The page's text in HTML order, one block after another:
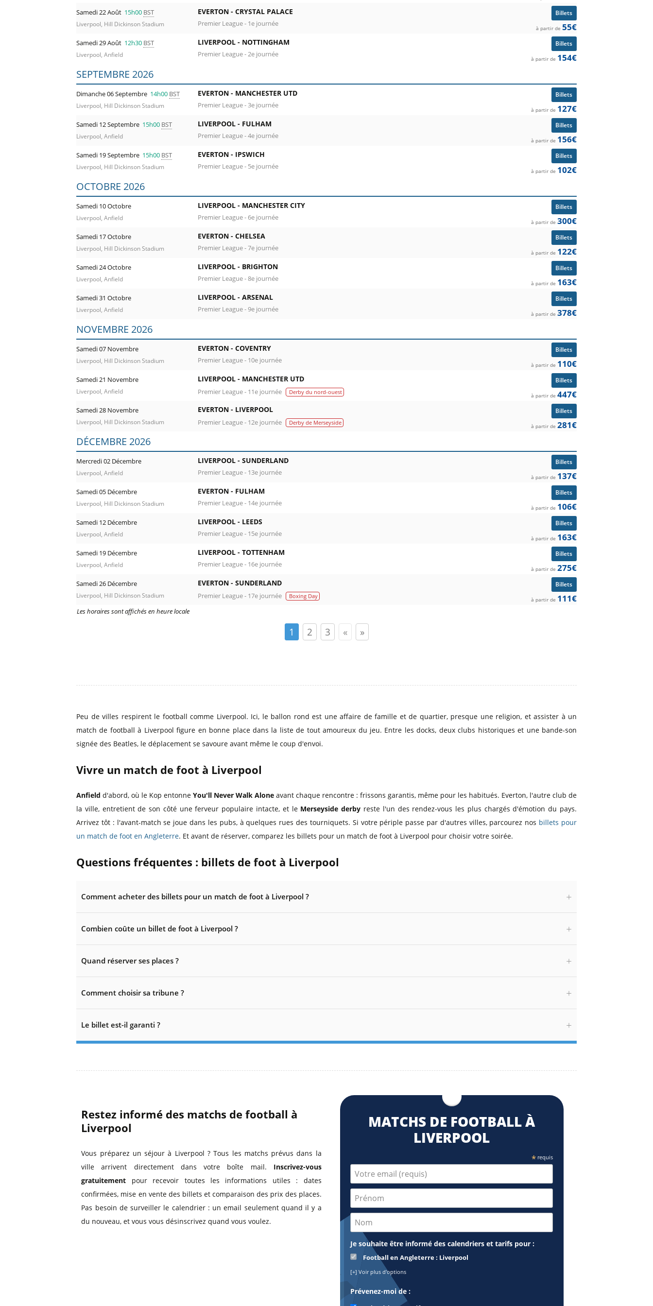
Les horaires sont affichés en heure locale
Samedi 22 Août 15h00 BST
Liverpool, Hill Dickinson Stadium
Billets
EVERTON - CRYSTAL PALACE
Premier League - 1e journée
à partir de 55€
Samedi 29 Août 12h30 BST
Liverpool, Anfield
Billets
LIVERPOOL - NOTTINGHAM
Premier League - 2e journée
à partir de 154€
SEPTEMBRE 2026
Dimanche 06 Septembre 14h00 BST
Liverpool, Hill Dickinson Stadium
Billets
EVERTON - MANCHESTER UTD
Premier League - 3e journée
à partir de 127€
Samedi 12 Septembre 15h00 BST
Liverpool, Anfield
Billets
LIVERPOOL - FULHAM
Premier League - 4e journée
à partir de 156€
Samedi 19 Septembre 15h00 BST
Liverpool, Hill Dickinson Stadium
Billets
EVERTON - IPSWICH
Premier League - 5e journée
à partir de 102€
OCTOBRE 2026
Samedi 10 Octobre
Liverpool, Anfield
Billets
LIVERPOOL - MANCHESTER CITY
Premier League - 6e journée
à partir de 300€
Samedi 17 Octobre
Liverpool, Hill Dickinson Stadium
Billets
EVERTON - CHELSEA
Premier League - 7e journée
à partir de 122€
Samedi 24 Octobre
Liverpool, Anfield
Billets
LIVERPOOL - BRIGHTON
Premier League - 8e journée
à partir de 163€
Samedi 31 Octobre
Liverpool, Anfield
Billets
LIVERPOOL - ARSENAL
Premier League - 9e journée
à partir de 378€
NOVEMBRE 2026
Samedi 07 Novembre
Liverpool, Hill Dickinson Stadium
Billets
EVERTON - COVENTRY
Premier League - 10e journée
à partir de 110€
Samedi 21 Novembre
Liverpool, Anfield
Billets
LIVERPOOL - MANCHESTER UTD
Premier League - 11e journée Derby du nord-ouest à partir de 447€
Samedi 28 Novembre
Liverpool, Hill Dickinson Stadium
Billets
EVERTON - LIVERPOOL
Premier League - 12e journée Derby de Merseyside à partir de 281€
DÉCEMBRE 2026
Mercredi 02 Décembre
Liverpool, Anfield
Billets
LIVERPOOL - SUNDERLAND
Premier League - 13e journée
à partir de 137€
Samedi 05 Décembre
Liverpool, Hill Dickinson Stadium
Billets
EVERTON - FULHAM
Premier League - 14e journée
à partir de 106€
Samedi 12 Décembre
Liverpool, Anfield
Billets
LIVERPOOL - LEEDS
Premier League - 15e journée
à partir de 163€
Samedi 19 Décembre
Liverpool, Anfield
Billets
LIVERPOOL - TOTTENHAM
Premier League - 16e journée
à partir de 275€
Samedi 26 Décembre
Liverpool, Hill Dickinson Stadium
Billets
EVERTON - SUNDERLAND
Premier League - 17e journée Boxing Day à partir de 111€
1 2 3 « »
Peu de villes respirent le football comme Liverpool. Ici, le ballon rond est une affaire de famille et de quartier, presque une religion, et assister à un
match de football à Liverpool figure en bonne place dans la liste de tout amoureux du jeu. Entre les docks, deux clubs historiques et une bande-son
signée des Beatles, le déplacement se savoure avant même le coup d'envoi.
Vivre un match de foot à Liverpool
Anfield d'abord, où le Kop entonne You'll Never Walk Alone avant chaque rencontre : frissons garantis, même pour les habitués. Everton, l'autre club de
la ville, entretient de son côté une ferveur populaire intacte, et le Merseyside derby reste l'un des rendez-vous les plus chargés d'émotion du pays.
Arrivez tôt : l'avant-match se joue dans les pubs, à quelques rues des tourniquets. Si votre périple passe par d'autres villes, parcourez nos billets pour
un match de foot en Angleterre. Et avant de réserver, comparez les billets pour un match de foot à Liverpool pour choisir votre soirée.
Questions fréquentes : billets de foot à Liverpool
Comment acheter des billets pour un match de foot à Liverpool ?
Combien coûte un billet de foot à Liverpool ?
Quand réserver ses places ?
Comment choisir sa tribune ?
Le billet est-il garanti ?
Restez informé des matchs de football à
Liverpool
Vous préparez un séjour à Liverpool ? Tous les matchs prévus dans la
ville arrivent directement dans votre boîte mail. Inscrivez-vous
gratuitement pour recevoir toutes les informations utiles : dates
confirmées, mise en vente des billets et comparaison des prix des places.
Pas besoin de surveiller le calendrier : un email seulement quand il y a
du nouveau, et vous vous désinscrivez quand vous voulez.
MATCHS DE FOOTBALL À
LIVERPOOL
* requis
Je souhaite être informé des calendriers et tarifs pour :
Football en Angleterre : Liverpool
[+] Voir plus d'options
Prévenez-moi de :